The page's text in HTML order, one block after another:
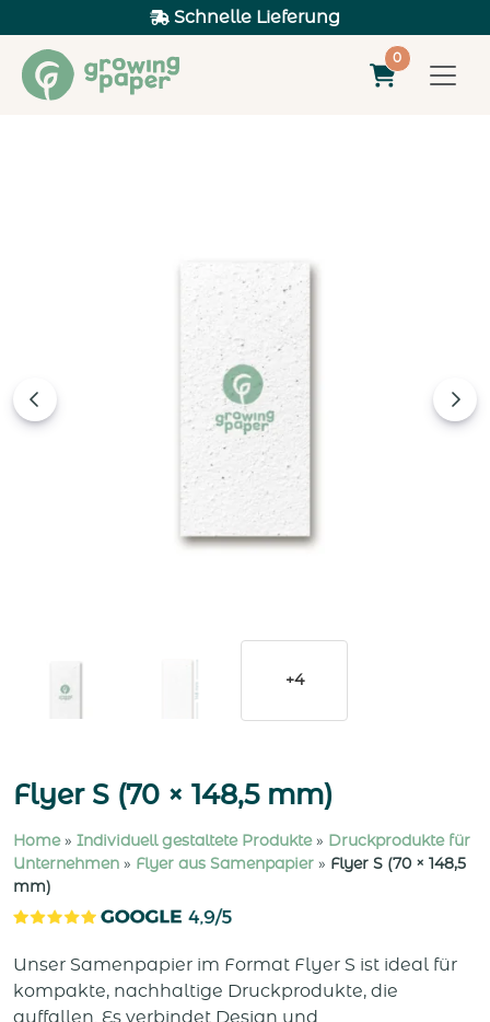
Schnelle Lieferung
0
+4
Flyer S (70 × 148,5 mm)
Home» Individuell gestaltete Produkte» Druckprodukte für
Unternehmen » Flyer aus Samenpapier » Flyer S (70 × 148,5
mm)
Unser Samenpapier im Format Flyer S ist ideal für
kompakte, nachhaltige Druckprodukte, die
auffallen. Es verbindet Design und